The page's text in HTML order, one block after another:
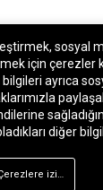
Tüm hakları
sosyal
için çerezler
ayrıca
diğer
izin ver